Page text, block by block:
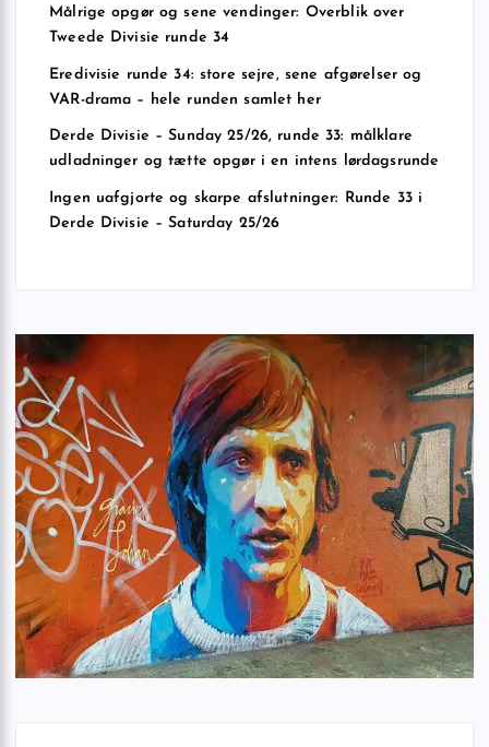
Målrige opgør og sene vendinger: Overblik over
Tweede Divisie runde 34
Eredivisie runde 34: store sejre, sene afgørelser og
VAR-drama – hele runden samlet her
Derde Divisie – Sunday 25/26, runde 33: målklare
udladninger og tætte opgør i en intens lørdagsrunde
Ingen uafgjorte og skarpe afslutninger: Runde 33 i
Derde Divisie – Saturday 25/26